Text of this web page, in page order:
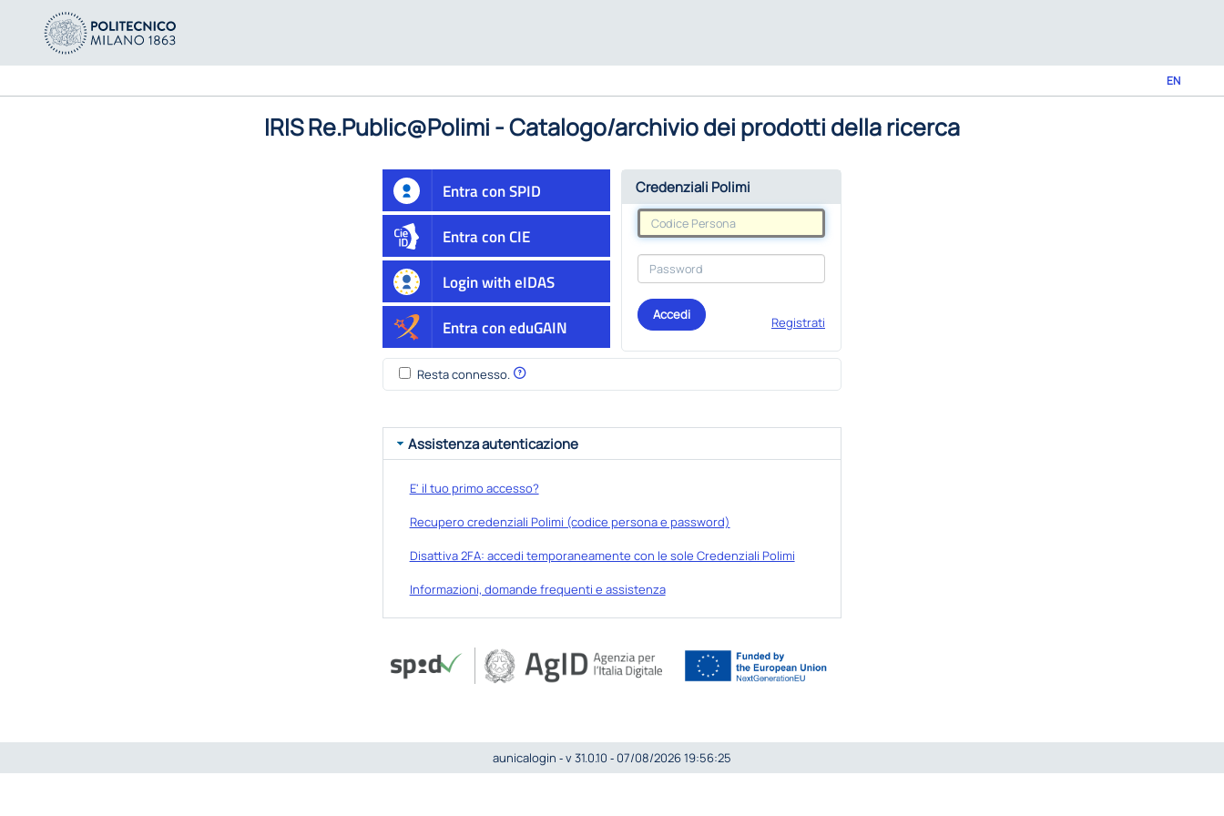
EN
IRIS Re.Public@Polimi - Catalogo/archivio dei prodotti della ricerca
Entra con SPID
Entra con CIE
Login with eIDAS
Entra con eduGAIN
Credenziali Polimi
Accedi
Registrati
Resta connesso.
Assistenza autenticazione
E' il tuo primo accesso?
Recupero credenziali Polimi (codice persona e password)
Disattiva 2FA: accedi temporaneamente con le sole Credenziali Polimi
Informazioni, domande frequenti e assistenza
aunicalogin ‐ v 31.0.10 ‐ 07/08/2026 19:56:25